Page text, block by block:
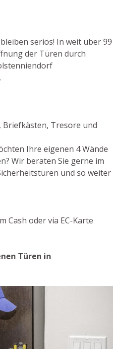
seriös! In weit über 99
der Türen durch
Tresore und
Ihre eigenen 4 Wände
Wir beraten Sie gerne im
und so weiter
Cash oder via EC-Karte
Türen in